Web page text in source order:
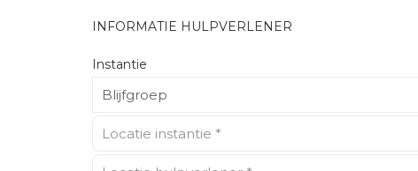
INFORMATIE HULPVERLENER
Instantie